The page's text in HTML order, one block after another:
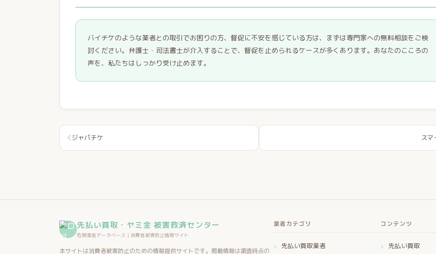
バイチケのような業者との取引でお困りの方、督促に不安を感じている方は、まずは専門家への無料相談をご検
討ください。弁護士・司法書士が介入することで、督促を止められるケースが多くあります。あなたのこころの
声を、私たちはしっかり受け止めます。
ジャパチケ スマ
先払い買取・ヤミ金 被害救済センター
危険業者データベース｜消費者被害防止情報サイト
本サイトは消費者被害防止のための情報提供サイトです。掲載情報は調査時点の
業者カテゴリ
先払い買取業者
コンテンツ
先払い買取